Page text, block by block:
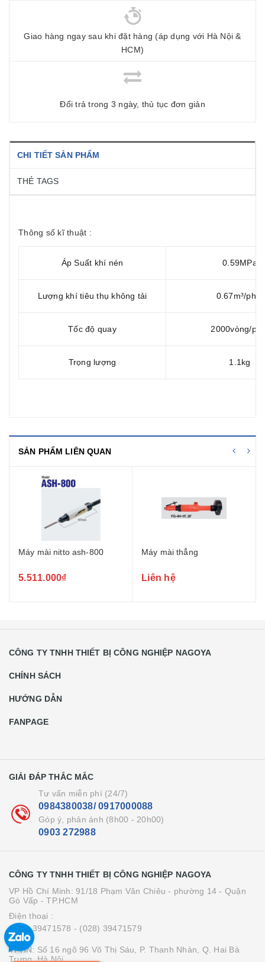
Giao hàng ngay sau khi đặt hàng (áp dụng với Hà Nội &
HCM)
Đổi trả trong 3 ngày, thủ tục đơn giản
CHI TIẾT SẢN PHẨM
THẺ TAGS
Thông số kĩ thuật :
Áp Suất khí nén 0.59MPa
Lượng khí tiêu thụ không tải 0.67m³/phút
Tốc độ quay 2000vòng/
Trọng lượng 1.1kg
SẢN PHẨM LIÊN QUAN
Máy mài nitto ash-800
5.511.000₫
Máy mài thẳng
Liên hệ
CÔNG TY TNHH THIẾT BỊ CÔNG NGHIỆP NAGOYA
CHÍNH SÁCH
HƯỚNG DẪN
FANPAGE
GIẢI ĐÁP THẮC MẮC
Tư vấn miễn phí (24/7)
0984380038/ 0917000088
Góp ý, phản ánh (8h00 - 20h00)
0903 272988
CÔNG TY TNHH THIẾT BỊ CÔNG NGHIỆP NAGOYA
VP Hồ Chí Minh: 91/18 Phạm Văn Chiêu - phường 14 - Quận
Gò Vấp - TP.HCM
Điện thoại :
(028) 39471578 - (028) 39471579
VPHN: Số 16 ngõ 96 Võ Thị Sáu, P. Thanh Nhàn, Q. Hai Bà
Trưng, Hà Nội